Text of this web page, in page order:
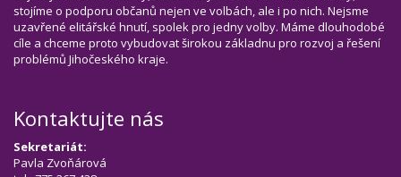
stojíme o podporu občanů nejen ve volbách, ale i po nich. Nejsme
uzavřené elitářské hnutí, spolek pro jedny volby. Máme dlouhodobé
cíle a chceme proto vybudovat širokou základnu pro rozvoj a řešení
problémů Jihočeského kraje.
Kontaktujte nás
Sekretariát:
Pavla Zvoňárová